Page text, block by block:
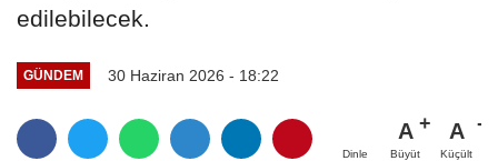
edilebilecek.
GÜNDEM 30 Haziran 2026 - 18:22
Dinle
A
Büyüt
A
Küçült